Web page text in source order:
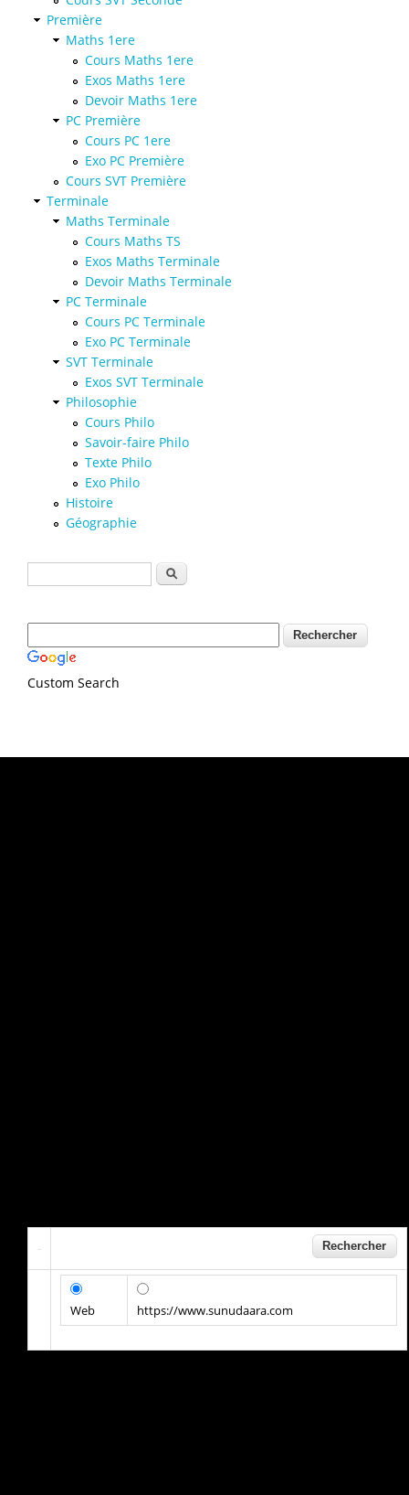
Première
Maths 1ere
Cours Maths 1ere
Exos Maths 1ere
Devoir Maths 1ere
PC Première
Cours PC 1ere
Exo PC Première
Cours SVT Première
Terminale
Maths Terminale
Cours Maths TS
Exos Maths Terminale
Devoir Maths Terminale
PC Terminale
Cours PC Terminale
Exo PC Terminale
SVT Terminale
Exos SVT Terminale
Philosophie
Cours Philo
Savoir-faire Philo
Texte Philo
Exo Philo
Histoire
Géographie
Formulaire de recherche
Rechercher
Custom Search
Web https://www.sunudaara.com